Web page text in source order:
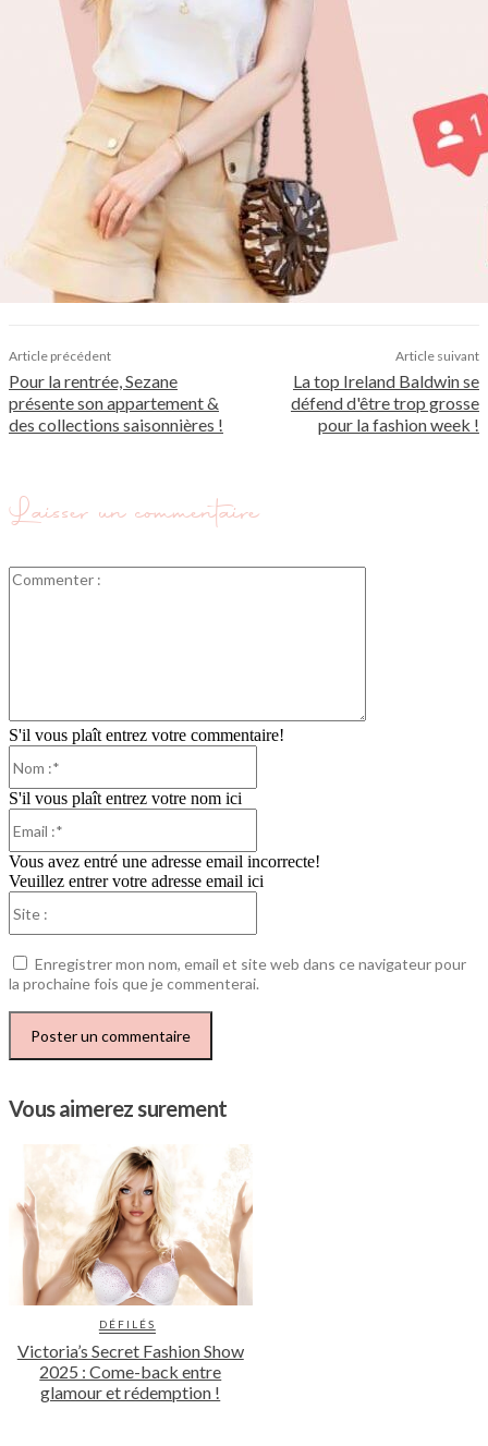
Article précédent
Pour la rentrée, Sezane
présente son appartement &
des collections saisonnières !
Article suivant
La top Ireland Baldwin se
défend d'être trop grosse
pour la fashion week !
Laisser un commentaire
S'il vous plaît entrez votre commentaire!
S'il vous plaît entrez votre nom ici
Vous avez entré une adresse email incorrecte!
Veuillez entrer votre adresse email ici
Enregistrer mon nom, email et site web dans ce navigateur pour
la prochaine fois que je commenterai.
Vous aimerez surement
DÉFILÉS
Victoria’s Secret Fashion Show
2025 : Come-back entre
glamour et rédemption !